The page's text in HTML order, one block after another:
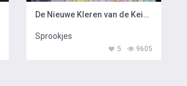
De Nieuwe Kleren van de Keizer
Sprookjes
9605
5